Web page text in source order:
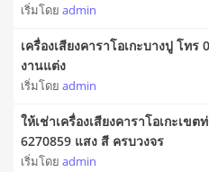
เริ่มโดย admin
เครื่องเสียงคาราโอเกะบางปู โท
งานแต่ง
เริ่มโดย admin
ให้เช่าเครื่องเสียงคาราโอเกะเขต
6270859 แสง สี ครบวงจร
เริ่มโดย admin